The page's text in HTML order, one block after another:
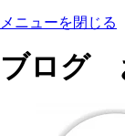
メニューを閉じる
ブログ